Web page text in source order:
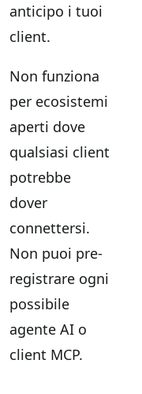
anticipo i tuoi
client.
Non funziona
per ecosistemi
aperti dove
qualsiasi client
potrebbe
dover
connettersi.
Non puoi pre-
registrare ogni
possibile
agente AI o
client MCP.